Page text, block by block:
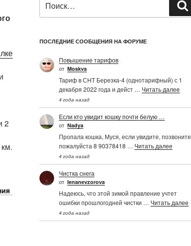
2
ПОСЛЕДНИЕ СООБЩЕНИЯ НА ФОРУМЕ
Повышение тарифов
от Moskva
Тариф в СНТ Березка-4 (однотарифный) с 1
декабря 2022 года и дейст … Читать далее
4 года назад
Если кто увидит кошку почти белую …
от Nadya
Пропала кошка, Муся, если увидите, позвоните
пожалуйста 8 90378418 … Читать далее
4 года назад
Чистка снега
от Ienanevzorova
Надеюсь, что этой зимой правление учтет
ошибки прошлогодней чистки … Читать далее
4 года назад